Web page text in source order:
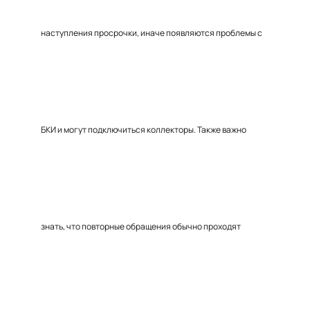
наступления просрочки, иначе появляются проблемы с
БКИ и могут подключиться коллекторы. Также важно
знать, что повторные обращения обычно проходят